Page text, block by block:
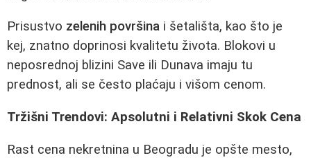
Prisustvo zelenih površina i šetališta, kao što je
kej, znatno doprinosi kvalitetu života. Blokovi u
neposrednoj blizini Save ili Dunava imaju tu
prednost, ali se često plaćaju i višom cenom.
Tržišni Trendovi: Apsolutni i Relativni Skok Cena
Rast cena nekretnina u Beogradu je opšte mesto,